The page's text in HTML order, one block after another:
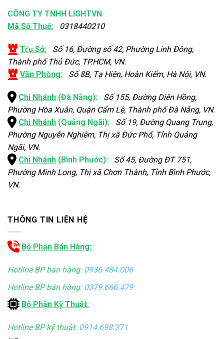
CÔNG TY TNHH LIGHTVN
Mã Số Thuế: 0318440210
Trụ Sở: Số 16, Đường số 42, Phường Linh Đông,
Thành phố Thủ Đức, TP.HCM, VN.
Văn Phòng: Số 8B, Tạ Hiện, Hoàn Kiếm, Hà Nội, VN.
Chi Nhánh (Đà Nẵng): Số 155, Đường Diên Hồng,
Phường Hòa Xuân, Quận Cẩm Lệ, Thành phố Đà Nẵng, VN.
Chi Nhánh (Quảng Ngãi): Số 19, Đường Quang Trung,
Phường Nguyễn Nghiêm, Thị xã Đức Phổ, Tỉnh Quảng
Ngãi, VN.
Chi Nhánh (Bình Phước): Số 45, Đường ĐT 751,
Phường Minh Long, Thị xã Chơn Thành, Tỉnh Bình Phước,
VN.
THÔNG TIN LIÊN HỆ
Bộ Phận Bán Hàng:
Hotline BP bán hàng: 0936.484.006
Hotline BP bán hàng: 0379.666.479
Bộ Phận Kỹ Thuật:
Hotline BP kỹ thuật: 0914.698.371